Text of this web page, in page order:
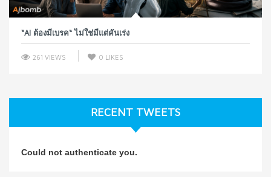
“AI ต้องมีเบรค“ ไม่ใช่มีแต่คันเร่ง
261 VIEWS 0 LIKES
RECENT TWEETS
Could not authenticate you.